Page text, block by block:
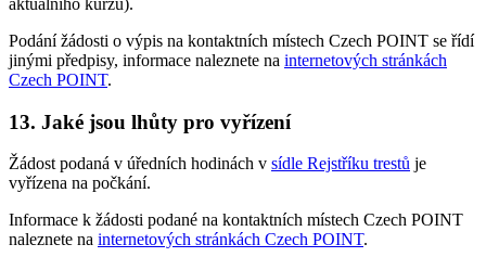
Podání žádosti o výpis na kontaktních místech Czech POINT se řídí
jinými předpisy, informace naleznete na internetových stránkách
Czech POINT.
13. Jaké jsou lhůty pro vyřízení
Žádost podaná v úředních hodinách v sídle Rejstříku trestů je
vyřízena na počkání.
Informace k žádosti podané na kontaktních místech Czech POINT
naleznete na internetových stránkách Czech POINT.